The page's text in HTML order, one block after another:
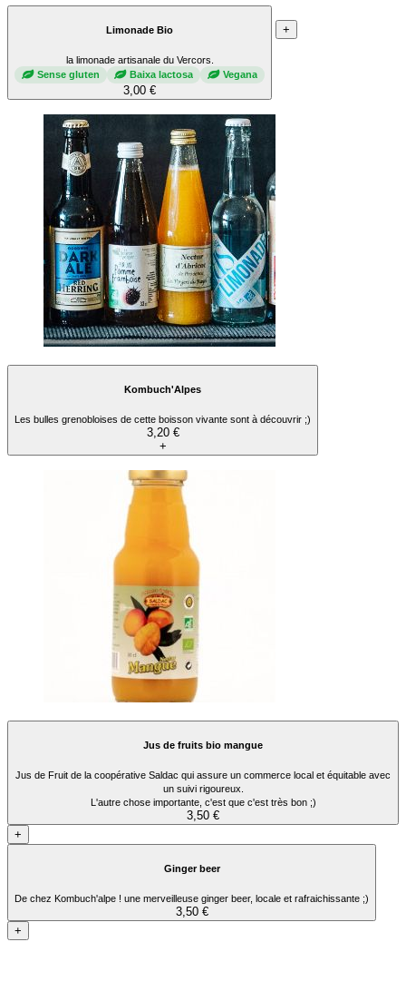
Limonade Bio
la limonade artisanale du Vercors.
Sense gluten
Baixa lactosa Vegana
3,00 €
+
Kombuch'Alpes
Les bulles grenobloises de cette boisson vivante sont à découvrir ;)
3,20 €
+
Jus de fruits bio mangue
Jus de Fruit de la coopérative Saldac qui assure un commerce local et équitable avec
un suivi rigoureux.
L'autre chose importante, c'est que c'est très bon ;)
3,50 €
+
Ginger beer
De chez Kombuch'alpe ! une merveilleuse ginger beer, locale et rafraichissante ;)
3,50 €
+